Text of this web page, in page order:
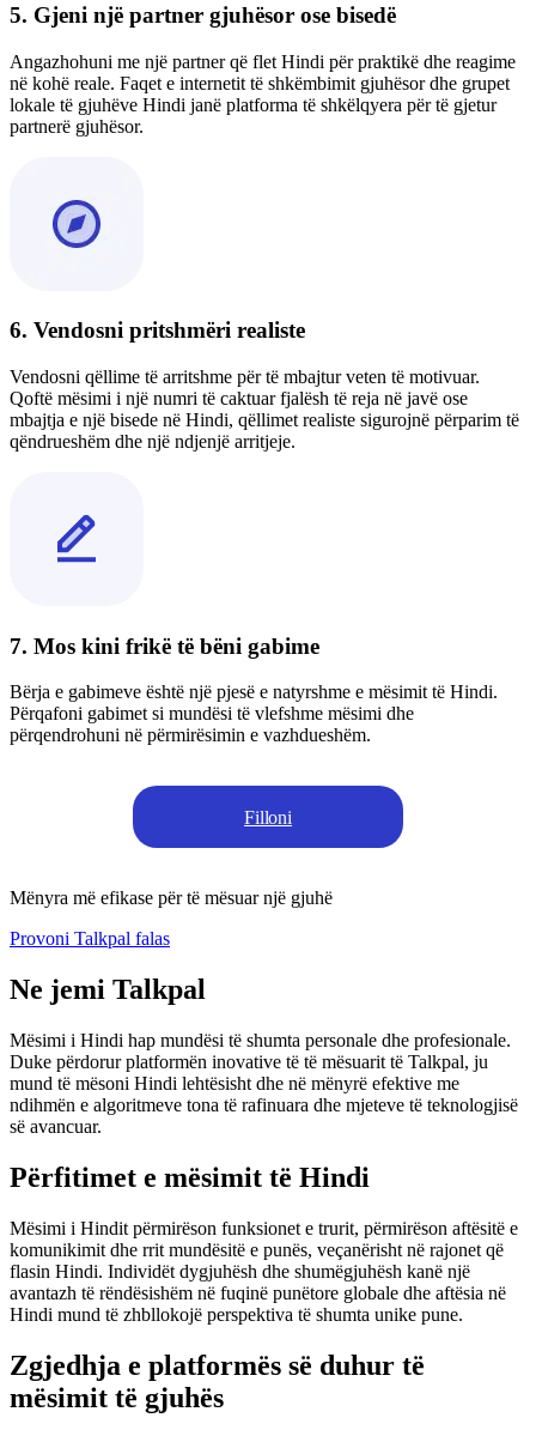
5. Gjeni një partner gjuhësor ose bisedë
Angazhohuni me një partner që flet Hindi për praktikë dhe reagime
në kohë reale. Faqet e internetit të shkëmbimit gjuhësor dhe grupet
lokale të gjuhëve Hindi janë platforma të shkëlqyera për të gjetur
partnerë gjuhësor.
6. Vendosni pritshmëri realiste
Vendosni qëllime të arritshme për të mbajtur veten të motivuar.
Qoftë mësimi i një numri të caktuar fjalësh të reja në javë ose
mbajtja e një bisede në Hindi, qëllimet realiste sigurojnë përparim të
qëndrueshëm dhe një ndjenjë arritjeje.
7. Mos kini frikë të bëni gabime
Bërja e gabimeve është një pjesë e natyrshme e mësimit të Hindi.
Përqafoni gabimet si mundësi të vlefshme mësimi dhe
përqendrohuni në përmirësimin e vazhdueshëm.
Filloni
Mënyra më efikase për të mësuar një gjuhë
Provoni Talkpal falas
Ne jemi Talkpal
Mësimi i Hindi hap mundësi të shumta personale dhe profesionale.
Duke përdorur platformën inovative të të mësuarit të Talkpal, ju
mund të mësoni Hindi lehtësisht dhe në mënyrë efektive me
ndihmën e algoritmeve tona të rafinuara dhe mjeteve të teknologjisë
së avancuar.
Përfitimet e mësimit të Hindi
Mësimi i Hindit përmirëson funksionet e trurit, përmirëson aftësitë e
komunikimit dhe rrit mundësitë e punës, veçanërisht në rajonet që
flasin Hindi. Individët dygjuhësh dhe shumëgjuhësh kanë një
avantazh të rëndësishëm në fuqinë punëtore globale dhe aftësia në
Hindi mund të zhbllokojë perspektiva të shumta unike pune.
Zgjedhja e platformës së duhur të
mësimit të gjuhës